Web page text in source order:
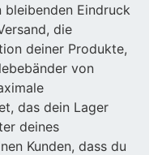
bleibenden Eindruck
die
deiner Produkte,
von
das dein Lager
deines
Kunden, dass du